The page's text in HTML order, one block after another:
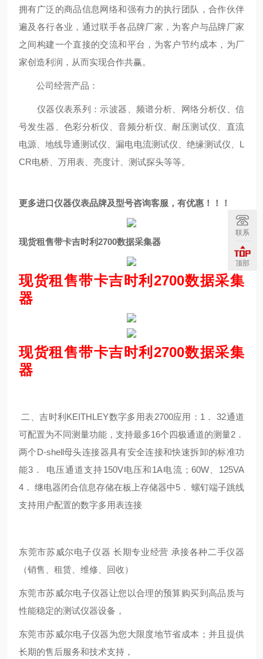
拥有广泛的商品信息网络和强有力的执行团队，合作伙伴
遍及各行各业，通过联手各品牌厂家，为客户与品牌厂家
之间构建一个直接的交流和平台，为客户节约成本，为厂
家创造利润，从而实现合作共赢。
公司经营产品：
仪器仪表系列：示波器、频谱分析、网络分析仪、信
号发生器、色彩分析仪、音频分析仪、耐压测试仪、直流
电源、地线导通测试仪、漏电电流测试仪、绝缘测试仪、L
CR电桥、万用表、亮度计、测试探头等等。
更多进口仪器仪表品牌及型号咨询客服，有优惠！！！
现货租售带卡吉时利2700数据采集器
现货租售带卡吉时利2700数据采集
器
现货租售带卡吉时利2700数据采集
器
二、吉时利KEITHLEY数字多用表2700应用：1． 32通道
可配置为不同测量功能，支持最多16个四极通道的测量2．
两个D-shell母头连接器具有安全连接和快速拆卸的标准功
能3． 电压通道支持150V电压和1A电流；60W、125VA
4． 继电器闭合信息存储在板上存储器中5． 螺钉端子跳线
支持用户配置的数字多用表连接
东莞市苏威尔电子仪器 长期专业经营 承接各种二手仪器
（销售、租赁、维修、回收）
东莞市苏威尔电子仪器让您以合理的预算购买到高品质与
性能稳定的测试仪器设备，
东莞市苏威尔电子仪器为您大限度地节省成本；并且提供
长期的售后服务和技术支持，
联系
顶部